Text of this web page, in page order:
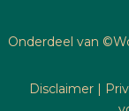
Onderdeel van ©
Disclaimer |